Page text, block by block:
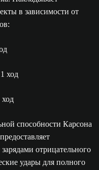
в зависимости от
ход
ход
способности Карсона
отрицательного
удары для полного